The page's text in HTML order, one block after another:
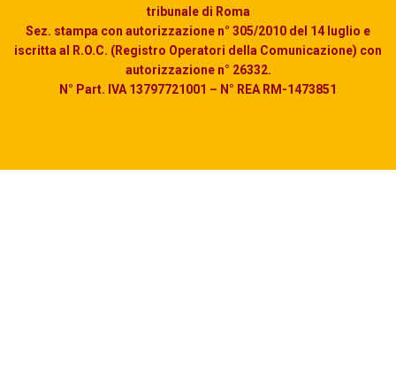
tribunale di Roma
Sez. stampa con autorizzazione n° 305/2010 del 14 luglio e
iscritta al R.O.C. (Registro Operatori della Comunicazione) con
autorizzazione n° 26332.
N° Part. IVA 13797721001 – N° REA RM-1473851